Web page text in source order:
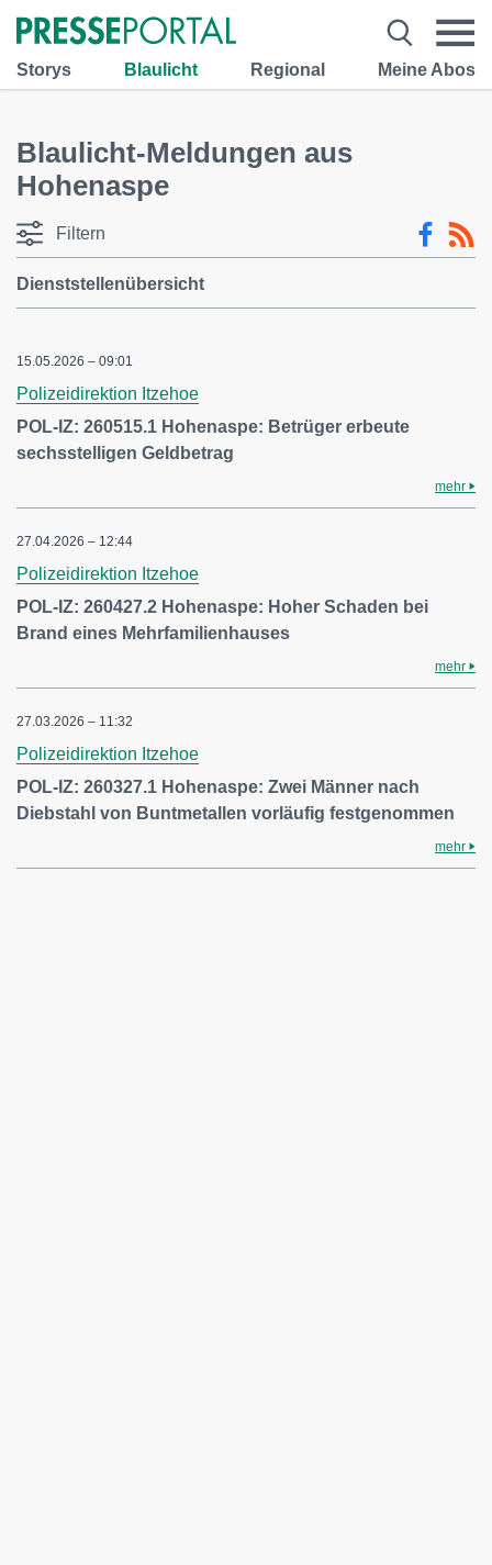
Storys Blaulicht Regional Meine Abos
Blaulicht-Meldungen aus
Hohenaspe
Filtern
Dienststellenübersicht
15.05.2026 – 09:01
Polizeidirektion Itzehoe
POL-IZ: 260515.1 Hohenaspe: Betrüger erbeute
sechsstelligen Geldbetrag
mehr
27.04.2026 – 12:44
Polizeidirektion Itzehoe
POL-IZ: 260427.2 Hohenaspe: Hoher Schaden bei
Brand eines Mehrfamilienhauses
mehr
27.03.2026 – 11:32
Polizeidirektion Itzehoe
POL-IZ: 260327.1 Hohenaspe: Zwei Männer nach
Diebstahl von Buntmetallen vorläufig festgenommen
mehr